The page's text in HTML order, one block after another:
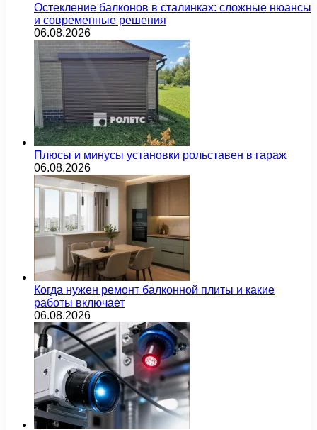
Остекление балконов в сталинках: сложные нюансы
и современные решения
06.08.2026
Плюсы и минусы установки рольставен в гараж
06.08.2026
Когда нужен ремонт балконной плиты и какие
работы включает
06.08.2026